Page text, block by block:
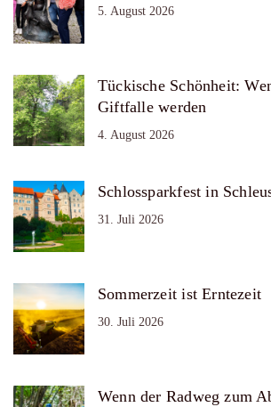
5. August 2026
Tückische Schönheit:
Giftfalle werden
4. August 2026
Schlossparkfest in
31. Juli 2026
Sommerzeit ist Erntezeit
30. Juli 2026
Wenn der Radweg zum